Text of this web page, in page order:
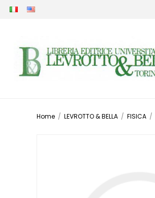
Home / LEVROTTO & BELLA / FISICA /